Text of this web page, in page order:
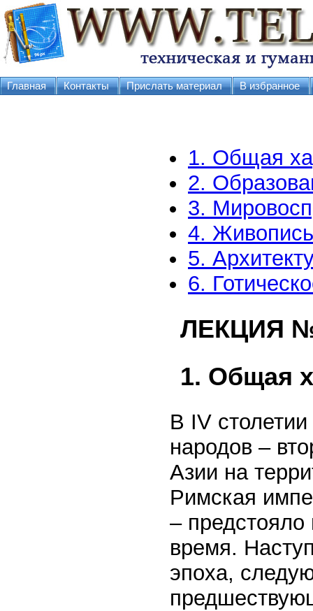
Главная Контакты Прислать материал В избранное
1. Общая
2.
3.
4.
5.
6.
ЛЕКЦИЯ №
1. Общая
В IV
народов –
Азии на
Римская
–
время.
эпоха,